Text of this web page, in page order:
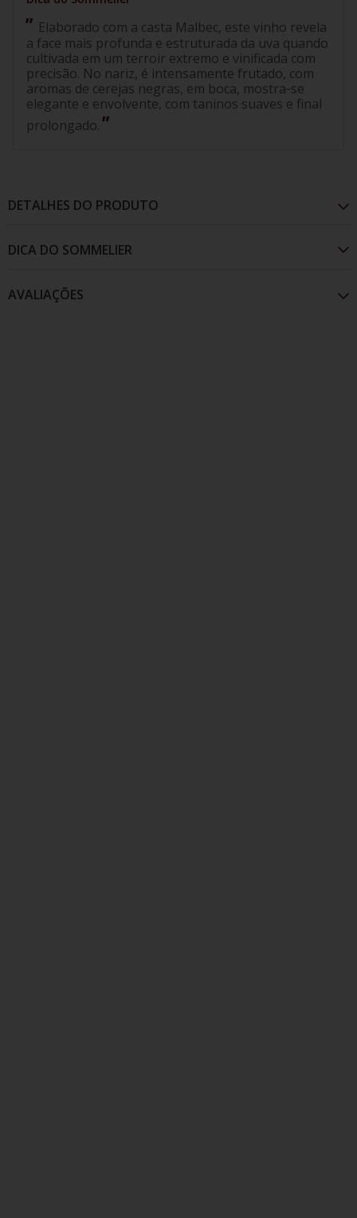
Elaborado com a casta Malbec, este vinho revela
a face mais profunda e estruturada da uva quando
cultivada em um terroir extremo e vinificada com
precisão. No nariz, é intensamente frutado, com
aromas de cerejas negras, em boca, mostra‑se
elegante e envolvente, com taninos suaves e final
prolongado.
DETALHES DO PRODUTO
Elaborado com a casta Malbec, este vinho revela a
AVALIAÇÕES